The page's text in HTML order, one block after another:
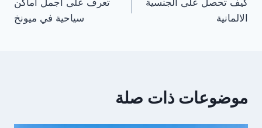
المقالات
كيف تحصل على الجنسية
الالمانية
تعرف على أجمل اماكن
سياحية في ميونخ
موضوعات ذات صلة